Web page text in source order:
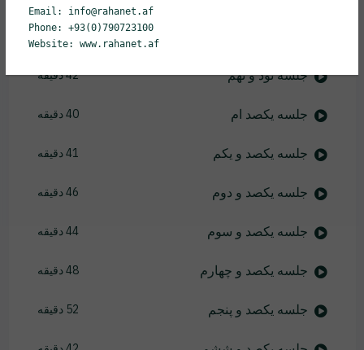
28 دقیقه
جلسه نود و نهم 42 دقیقه
جلسه یکصد ام 40 دقیقه
جلسه یکصد و یکم 41 دقیقه
جلسه یکصد و دوم 46 دقیقه
جلسه یکصد و سوم 44 دقیقه
جلسه یکصد و چهارم 48 دقیقه
جلسه یکصد و پنجم 52 دقیقه
Email: info@rahanet.af
Phone: +93(0)790723100
Website: www.rahanet.af